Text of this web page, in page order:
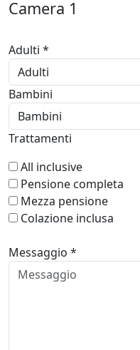
Camera 1
Adulti *
Bambini
Trattamenti
All inclusive
Pensione completa
Mezza pensione
Colazione inclusa
Messaggio *